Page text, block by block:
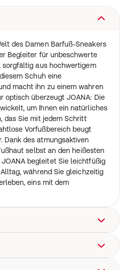
des Damen Barfuß-Sneakers
Begleiter für unbeschwerte
sorgfältig aus hochwertigem
Schuh eine
macht ihn zu einem wahren
optisch überzeugt JOANA: Die
um Ihnen ein natürliches
das Sie mit jedem Schritt
Vorfußbereich beugt
Dank des atmungsaktiven
selbst an den heißesten
begleitet Sie leichtfüßig
während Sie gleichzeitig
eins mit dem
Natural-Passform F eignet
entspanntes Laufgefühl.,